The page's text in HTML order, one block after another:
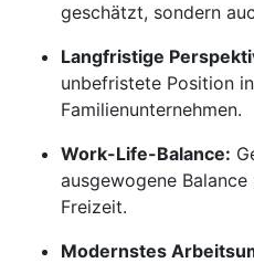
geschätzt, sondern
Langfristige
unbefristete Position
Familienunternehmen.
Work-Life-Balance:
ausgewogene
Freizeit.
Modernstes